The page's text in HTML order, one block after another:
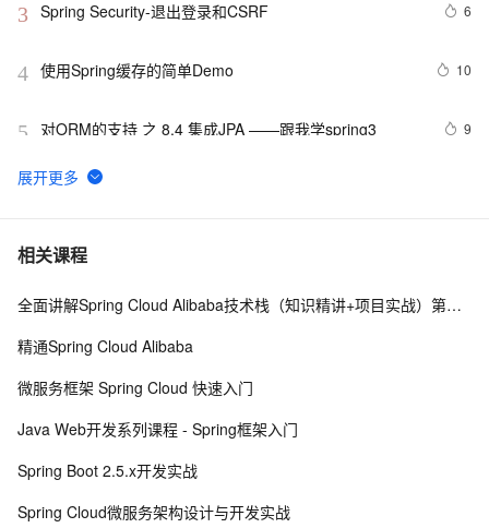
3 6
4 使用Spring缓存的简单Demo 10
5 对ORM的支持 之 8.4 集成JPA ——跟我学spring3 9
6 使用Spring Cloud Stream集成消息中间件
7 F版本SpringCloud 3—大白话Eureka服务注册与发现
8 Spring Cloud微服务面试题
10Spring5参考指南:JSR 330标准注解
相关课程
全面讲解Spring Cloud Alibaba技术栈（知识精讲+项目实战）第四阶段
精通Spring Cloud Alibaba
微服务框架 Spring Cloud 快速入门
Java Web开发系列课程 - Spring框架入门
Spring Boot 2.5.x开发实战
Spring Cloud微服务架构设计与开发实战